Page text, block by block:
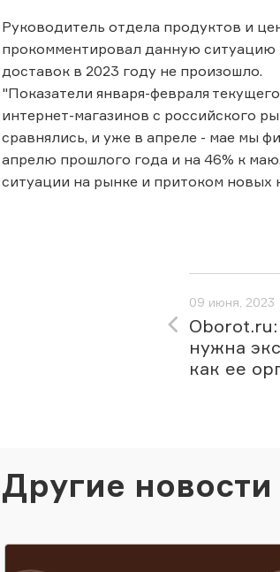
Руководитель отдела продуктов и
прокомментировал данную
доставок в 2023 году не произошло.
"Показатели января-февраля
интернет-магазинов с российского
сравнялись, и уже в апреле - мае мы
апрелю прошлого года и на 46% к
ситуации на рынке и притоком новых
09 июня, 2023
нужна
как ее
Другие новости